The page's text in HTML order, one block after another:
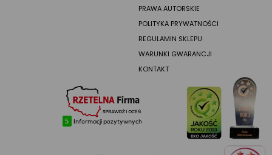
PRAWA AUTORSKIE
POLITYKA PRYWATNOŚCI
REGULAMIN SKLEPU
WARUNKI GWARANCJI
KONTAKT